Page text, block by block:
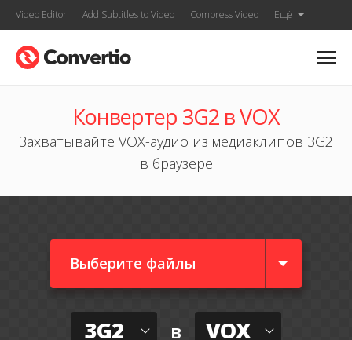
Video Editor Add Subtitles to Video Compress Video Ещё
Конвертер 3G2 в VOX
Захватывайте VOX-аудио из медиаклипов 3G2
в браузере
Выберите файлы
3G2 в VOX